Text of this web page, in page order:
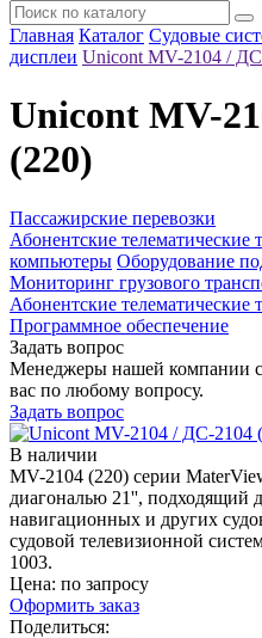
Главная Каталог Судовые
дисплеи Unicont MV-2104 /
Unicont MV-
(220)
Пассажирские перевозки
Абонентские телематические
компьютеры Оборудование
Мониторинг грузового
Абонентские телематические
Программное обеспечение
Задать вопрос
Менеджеры нашей компании с
вас по любому вопросу.
Задать вопрос
В наличии
MV-2104 (220) серии
диагональю 21'', подходящий
навигационных и других
судовой телевизионной
1003.
Цена: по запросу
Оформить заказ
Поделиться: